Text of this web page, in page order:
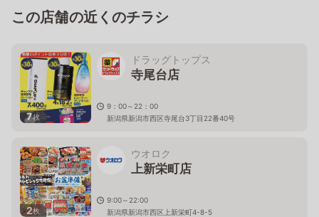
この店舗の近くのチラシ
7枚
ドラッグトップス
寺尾台店
9：00～22：00
新潟県新潟市西区寺尾台3丁目22番40号
2枚
ウオロク
上新栄町店
9:00～22:00
新潟県新潟市西区上新栄町4-8-5